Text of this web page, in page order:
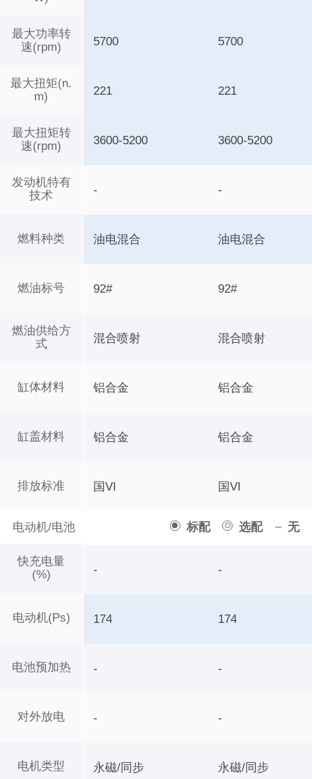
最大功率转
速(rpm)
最大扭矩(n.
m)
最大扭矩转
速(rpm)
发动机特有
技术
燃料种类
燃油标号
燃油供给方
式
缸体材料
缸盖材料
排放标准
电动机/电池 标配 选配 无
快充电量
(%)
电动机(Ps)
电池预加热
对外放电
电机类型
5700 5700
221 221
3600-5200 3600-5200
- -
油电混合 油电混合
92# 92#
混合喷射 混合喷射
铝合金 铝合金
铝合金 铝合金
国VI 国VI
- -
174 174
- -
- -
永磁/同步 永磁/同步